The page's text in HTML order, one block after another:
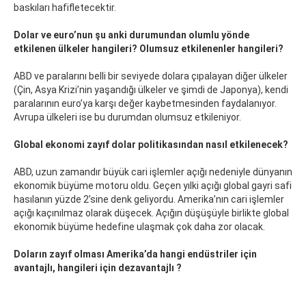
baskıları hafifletecektir.
Dolar ve euro’nun şu anki durumundan olumlu yönde
etkilenen ülkeler hangileri? Olumsuz etkilenenler hangileri?
ABD ve paralarını belli bir seviyede dolara çıpalayan diğer ülkeler
(Çin, Asya Krizi’nin yaşandığı ülkeler ve şimdi de Japonya), kendi
paralarının euro’ya karşı değer kaybetmesinden faydalanıyor.
Avrupa ülkeleri ise bu durumdan olumsuz etkileniyor.
Global ekonomi zayıf dolar politikasından nasıl etkilenecek?
ABD, uzun zamandır büyük cari işlemler açığı nedeniyle dünyanın
ekonomik büyüme motoru oldu. Geçen yılki açığı global gayri safi
hasılanın yüzde 2’sine denk geliyordu. Amerika’nın cari işlemler
açığı kaçınılmaz olarak düşecek. Açığın düşüşüyle birlikte global
ekonomik büyüme hedefine ulaşmak çok daha zor olacak.
Doların zayıf olması Amerika’da hangi endüstriler için
avantajlı, hangileri için dezavantajlı ?